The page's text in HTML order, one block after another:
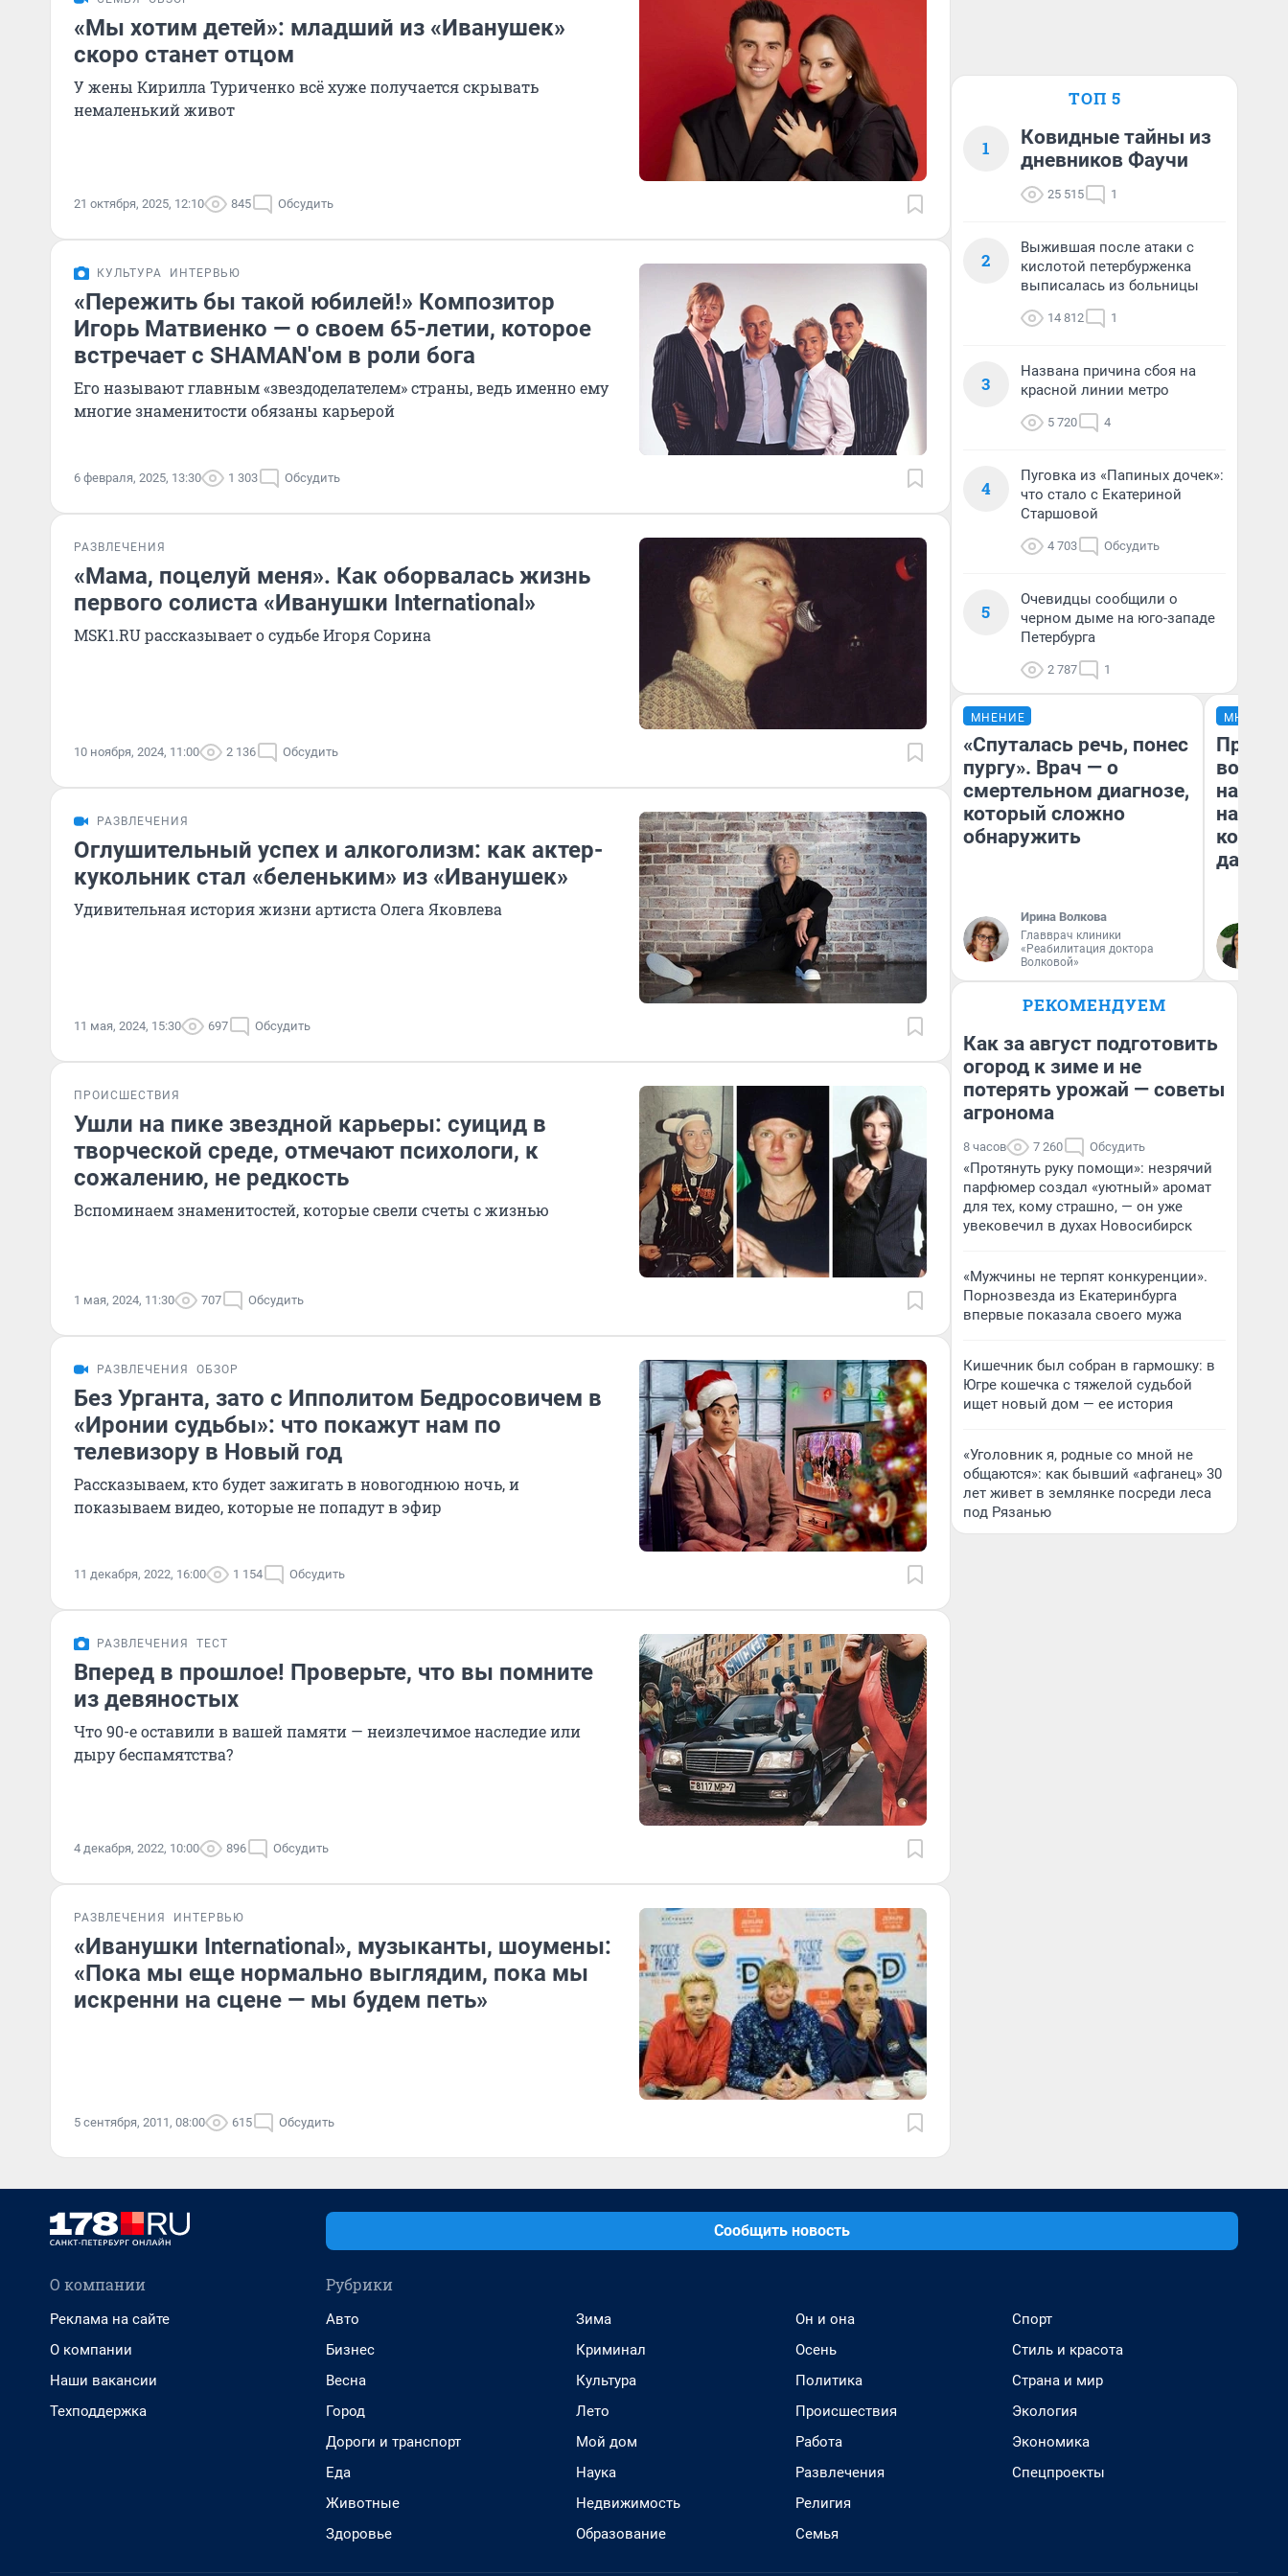
«Мы хотим детей»: младший из «Иванушек»
скоро станет отцом
У жены Кирилла Туриченко всё хуже получается скрывать
немаленький живот
21 октября, 2025, 12:10 845 Обсудить
КУЛЬТУРА ИНТЕРВЬЮ
«Пережить бы такой юбилей!» Композитор
Игорь Матвиенко — о своем 65-летии, которое
встречает с SHAMAN'ом в роли бога
Его называют главным «звездоделателем» страны, ведь именно ему
многие знаменитости обязаны карьерой
6 февраля, 2025, 13:30 1 303 Обсудить
РАЗВЛЕЧЕНИЯ
«Мама, поцелуй меня». Как оборвалась жизнь
первого солиста «Иванушки International»
MSK1.RU рассказывает о судьбе Игоря Сорина
10 ноября, 2024, 11:00 2 136 Обсудить
РАЗВЛЕЧЕНИЯ
Оглушительный успех и алкоголизм: как актер-
кукольник стал «беленьким» из «Иванушек»
Удивительная история жизни артиста Олега Яковлева
11 мая, 2024, 15:30 697 Обсудить
ПРОИСШЕСТВИЯ
Ушли на пике звездной карьеры: суицид в
творческой среде, отмечают психологи, к
сожалению, не редкость
Вспоминаем знаменитостей, которые свели счеты с жизнью
1 мая, 2024, 11:30 707 Обсудить
РАЗВЛЕЧЕНИЯ ОБЗОР
Без Урганта, зато с Ипполитом Бедросовичем в
«Иронии судьбы»: что покажут нам по
телевизору в Новый год
Рассказываем, кто будет зажигать в новогоднюю ночь, и
показываем видео, которые не попадут в эфир
11 декабря, 2022, 16:00 1 154 Обсудить
РАЗВЛЕЧЕНИЯ ТЕСТ
Вперед в прошлое! Проверьте, что вы помните
из девяностых
Что 90-е оставили в вашей памяти — неизлечимое наследие или
дыру беспамятства?
4 декабря, 2022, 10:00 896 Обсудить
РАЗВЛЕЧЕНИЯ ИНТЕРВЬЮ
«Иванушки International», музыканты, шоумены:
«Пока мы еще нормально выглядим, пока мы
искренни на сцене — мы будем петь»
5 сентября, 2011, 08:00 615 Обсудить
ТОП 5
1
Ковидные тайны из
дневников Фаучи
25 515 1
2
Выжившая после атаки с
кислотой петербурженка
выписалась из больницы
14 812 1
3
Названа причина сбоя на
красной линии метро
5 720 4
4
Пуговка из «Папиных дочек»:
что стало с Екатериной
Старшовой
4 703 Обсудить
5
Очевидцы сообщили о
черном дыме на юго-западе
Петербурга
2 787 1
МНЕНИЕ
«Спуталась речь, понес
пургу». Врач — о
смертельном диагнозе,
который сложно
обнаружить
Ирина Волкова
Главврач клиники
«Реабилитация доктора
Волковой»
МНЕНИЕ
нам
даже
РЕКОМЕНДУЕМ
Как за август подготовить
огород к зиме и не
потерять урожай — советы
агронома
8 часов 7 260 Обсудить
«Протянуть руку помощи»: незрячий
парфюмер создал «уютный» аромат
для тех, кому страшно, — он уже
увековечил в духах Новосибирск
«Мужчины не терпят конкуренции».
Порнозвезда из Екатеринбурга
впервые показала своего мужа
Кишечник был собран в гармошку: в
Югре кошечка с тяжелой судьбой
ищет новый дом — ее история
«Уголовник я, родные со мной не
общаются»: как бывший «афганец» 30
лет живет в землянке посреди леса
под Рязанью
Сообщить новость
О компании
Реклама на сайте
О компании
Наши вакансии
Техподдержка
Рубрики
Авто
Бизнес
Весна
Город
Дороги и транспорт
Еда
Животные
Здоровье
Зима
Криминал
Культура
Лето
Мой дом
Наука
Недвижимость
Образование
Он и она
Осень
Политика
Происшествия
Работа
Развлечения
Религия
Семья
Спорт
Стиль и красота
Страна и мир
Экология
Экономика
Спецпроекты